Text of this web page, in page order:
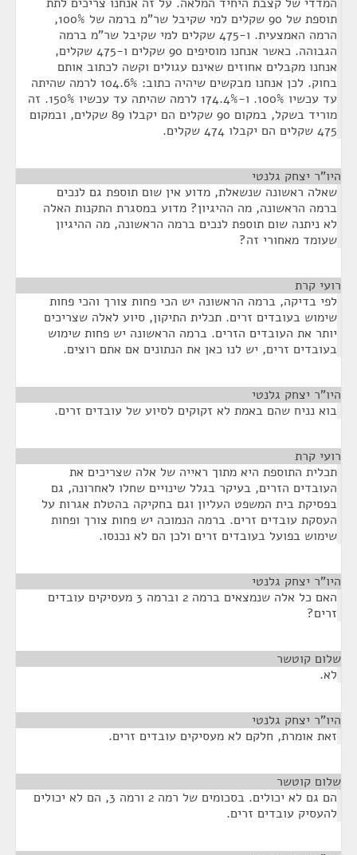
תוספת של 90 שקלים למי שקיבל שר"מ ברמה של 100%,
הרמה האמצעית. ו-475 שקלים למי שקיבל שר"מ ברמה
הגבוהה. כאשר אנחנו מוסיפים 90 שקלים ו-475 שקלים,
אנחנו מקבלים אחוזים שאינם עגולים וקשה לכתוב אותם
בחוק. לכן אנחנו מבקשים שיהיה כתוב: 104.6% לרמה שהיתה
עד עכשיו 100%. ו-174.4% לרמה שהיתה עד עכשיו 150%. זה
מוריד בשקל, במקום 90 שקלים הם יקבלו 89 שקלים, ובמקום
475 שקלים הם יקבלו 474 שקלים.
היו"ר יצחק גלנטי
שאלה ראשונה שנשאלת, מדוע אין שום תוספת גם לנכים
ברמה הראשונה, מה ההיגיון? מדוע במסגרת התקנות האלה
לא ניתנה שום תוספת לנכים ברמה הראשונה, מה ההיגיון
שעומד מאחורי זה?
רועי קרת
לפי בדיקה, ברמה הראשונה יש הכי פחות צורך והכי פחות
שימוש בעובדים זרים. תכלית התיקון, סיוע לאלה שצריכים
יותר את העובדים הזרים. ברמה הראשונה יש פחות שימוש
בעובדים זרים, יש לנו כאן את הנתונים אם אתם רוצים.
היו"ר יצחק גלנטי
בוא נניח שהם באמת לא זקוקים לסיוע של עובדים זרים.
רועי קרת
תכלית התוספת היא מתוך ראייה של אלה שצריכים את
העובדים הזרים, בעיקר בגלל שינויים שחלו לאחרונה, גם
בפסיקת בית המשפט העליון וגם בחקיקה בהטלת אגרות על
העסקת עובדים זרים. ברמה הנמוכה יש פחות צורך ופחות
שימוש בפועל בעובדים זרים ולכן הם לא נכנסו.
היו"ר יצחק גלנטי
האם כל אלה שנמצאים ברמה 2 וברמה 3 מעסיקים עובדים
זרים?
שלום קוטשר
לא.
היו"ר יצחק גלנטי
זאת אומרת, חלקם לא מעסיקים עובדים זרים.
שלום קוטשר
הם גם לא יכולים. בסכומים של רמה 2 ורמה 3, הם לא יכולים
להעסיק עובדים זרים.